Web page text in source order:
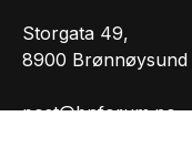
Storgata 49,
8900 Brønnøysund
post@bnforum.no